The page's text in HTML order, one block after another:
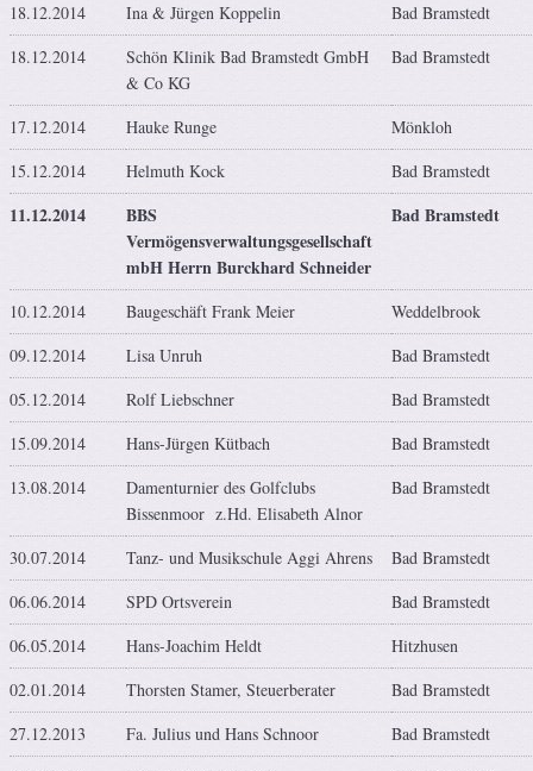
18.12.2014
Ina & Jürgen Koppelin
Bad Bramstedt
18.12.2014
Schön Klinik Bad Bramstedt GmbH
& Co KG
Bad Bramstedt
17.12.2014 Hauke Runge
Mönkloh
15.12.2014
Helmuth Kock Bad Bramstedt
11.12.2014
BBS
Vermögensverwaltungsgesellschaft
mbH Herrn Burckhard Schneider
Bad Bramstedt
10.12.2014 Baugeschäft Frank Meier
Weddelbrook
09.12.2014
Lisa Unruh
Bad Bramstedt
05.12.2014
Rolf Liebschner
Bad Bramstedt
15.09.2014
Hans-Jürgen Kütbach
Bad Bramstedt
13.08.2014
Damenturnier des Golfclubs
Bissenmoor z.Hd. Elisabeth Alnor
Bad Bramstedt
30.07.2014 Tanz- und Musikschule Aggi Ahrens
Bad Bramstedt
06.06.2014
SPD Ortsverein
Bad Bramstedt
06.05.2014
Hans-Joachim Heldt
Hitzhusen
02.01.2014
Thorsten Stamer, Steuerberater
Bad Bramstedt
27.12.2013
Fa. Julius und Hans Schnoor
Bad Bramstedt